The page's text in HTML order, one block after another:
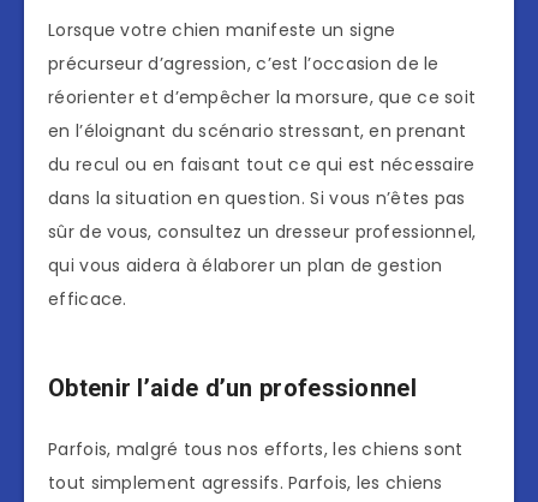
Lorsque votre chien manifeste un signe
précurseur d’agression, c’est l’occasion de le
réorienter et d’empêcher la morsure, que ce soit
en l’éloignant du scénario stressant, en prenant
du recul ou en faisant tout ce qui est nécessaire
dans la situation en question. Si vous n’êtes pas
sûr de vous, consultez un dresseur professionnel,
qui vous aidera à élaborer un plan de gestion
efficace.
Obtenir l’aide d’un professionnel
Parfois, malgré tous nos efforts, les chiens sont
tout simplement agressifs. Parfois, les chiens